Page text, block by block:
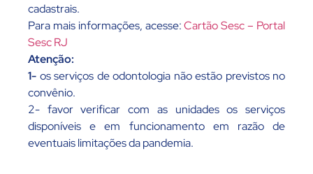
cadastrais.
Para mais informações, acesse:Cartão Sesc – Portal
Sesc RJ
Atenção:
1- os serviços de odontologia não estão previstos no
convênio.
2- favor verificar com as unidades os serviços
disponíveis e em funcionamento em razão de
eventuais limitações da pandemia.